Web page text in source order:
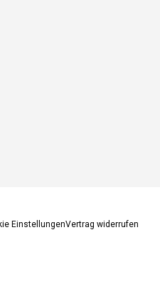
EinstellungenVertrag widerrufen